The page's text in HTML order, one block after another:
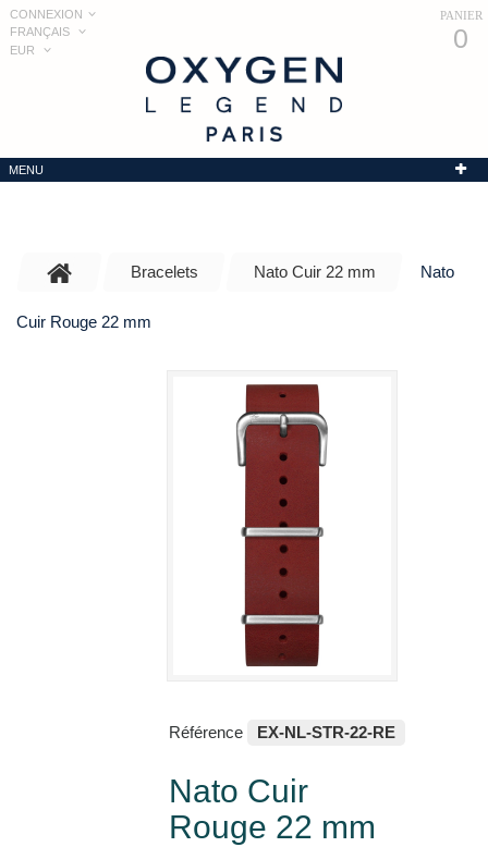
PANIER
0
EUR
FRANÇAIS
CONNEXION
MENU
Bracelets Nato Cuir 22 mm Nato
Cuir Rouge 22 mm
Référence EX-NL-STR-22-RE
Nato Cuir
Rouge 22 mm